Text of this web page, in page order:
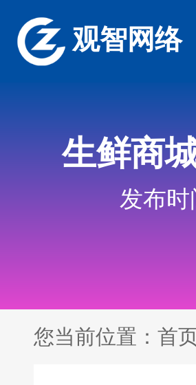
观智网络
生鲜商
发布
您当前位置： 首